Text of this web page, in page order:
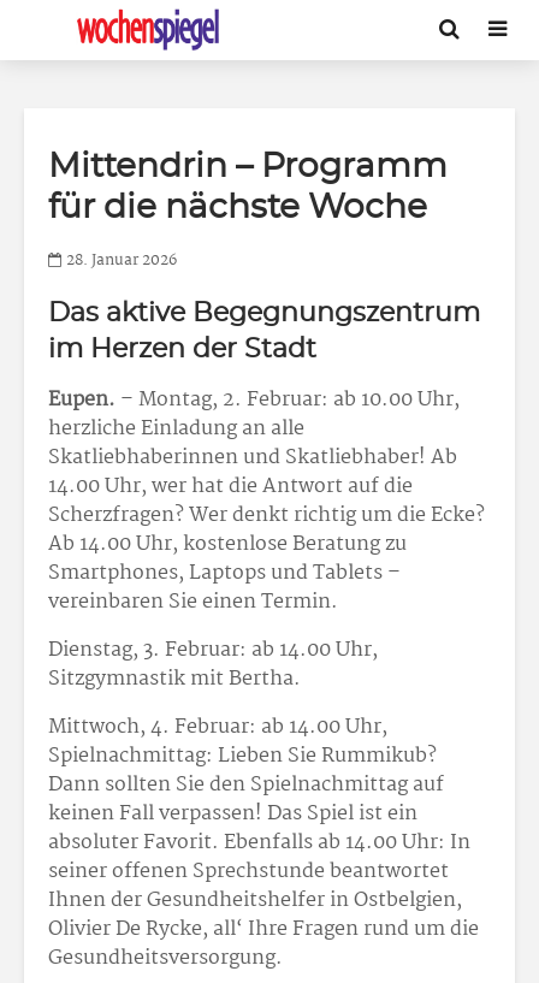
Mittendrin – Programm
für die nächste Woche
28. Januar 2026
Das aktive Begegnungszentrum
im Herzen der Stadt
Eupen. – Montag, 2. Februar: ab 10.00 Uhr,
herzliche Einladung an alle
Skatliebhaberinnen und Skatliebhaber! Ab
14.00 Uhr, wer hat die Antwort auf die
Scherzfragen? Wer denkt richtig um die Ecke?
Ab 14.00 Uhr, kostenlose Beratung zu
Smartphones, Laptops und Tablets –
vereinbaren Sie einen Termin.
Dienstag, 3. Februar: ab 14.00 Uhr,
Sitzgymnastik mit Bertha.
Mittwoch, 4. Februar: ab 14.00 Uhr,
Spielnachmittag: Lieben Sie Rummikub?
Dann sollten Sie den Spielnachmittag auf
keinen Fall verpassen! Das Spiel ist ein
absoluter Favorit. Ebenfalls ab 14.00 Uhr: In
seiner offenen Sprechstunde beantwortet
Ihnen der Gesundheitshelfer in Ostbelgien,
Olivier De Rycke, all‘ Ihre Fragen rund um die
Gesundheitsversorgung.